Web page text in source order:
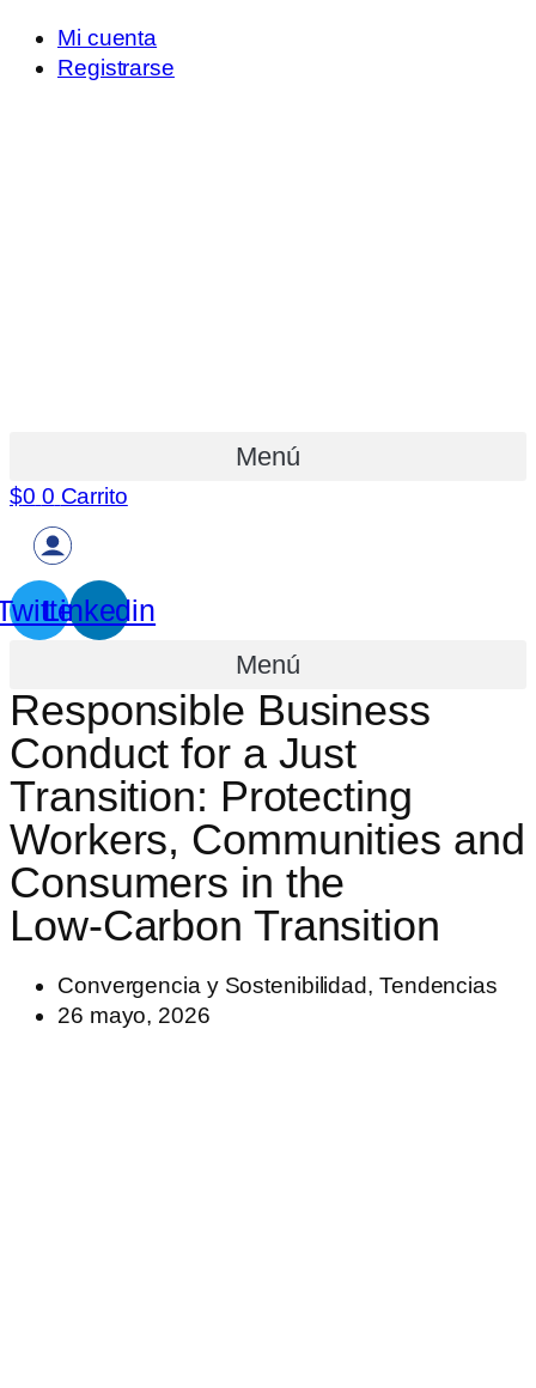
Mi cuenta
Registrarse
Menú
$0 0 Carrito
Linkedin
Menú
Responsible Business
Conduct for a Just
Transition: Protecting
Workers, Communities and
Consumers in the
Low‑Carbon Transition
Convergencia y Sostenibilidad, Tendencias
26 mayo, 2026